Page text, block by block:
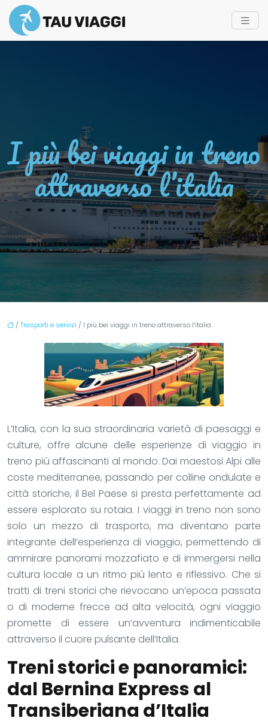
I più bei viaggi in treno
attraverso l’italia
/Trasporti e servizi / I più bei viaggi in treno attraverso l’italia
L’Italia, con la sua straordinaria varietà di paesaggi e
culture, offre alcune delle esperienze di viaggio in
treno più affascinanti al mondo. Dai maestosi Alpi alle
coste mediterranee, passando per colline ondulate e
città storiche, il Bel Paese si presta perfettamente ad
essere esplorato su rotaia. I viaggi in treno non sono
solo un mezzo di trasporto, ma diventano parte
integrante dell’esperienza di viaggio, permettendo di
ammirare panorami mozzafiato e di immergersi nella
cultura locale a un ritmo più lento e riflessivo. Che si
tratti di treni storici che rievocano un’epoca passata
o di moderne frecce ad alta velocità, ogni viaggio
promette di essere un’avventura indimenticabile
attraverso il cuore pulsante dell’Italia.
Treni storici e panoramici:
dal Bernina Express al
Transiberiana d’Italia